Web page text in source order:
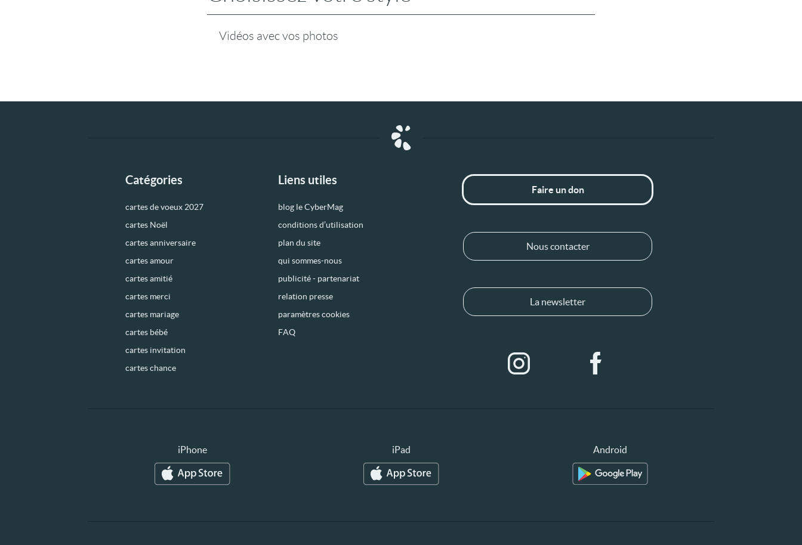
Vidéos avec vos photos
Catégories
cartes de voeux 2027
cartes Noël
cartes anniversaire
cartes amour
cartes amitié
cartes merci
cartes mariage
cartes bébé
cartes invitation
cartes chance
Liens utiles
blog le CyberMag
conditions d’utilisation
plan du site
qui sommes-nous
publicité - partenariat
relation presse
paramètres cookies
FAQ
Faire un don
Nous contacter
La newsletter
iPhone iPad Android